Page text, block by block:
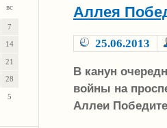
вс
7
14
21
28
5
Аллея
25.06.2013
В канун
войны на
Аллеи